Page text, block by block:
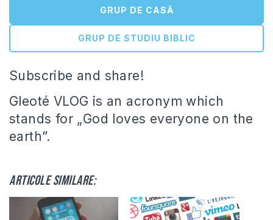
GRUP DE CASĂ
GRUP DE STUDIU BIBLIC
Subscribe and share!
Gleoté VLOG is an acronym which
stands for „God loves everyone on the
earth”.
Articole similare: